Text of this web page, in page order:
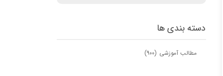
دسته بندی ها
مطالب آموزشی (۹۰۰)